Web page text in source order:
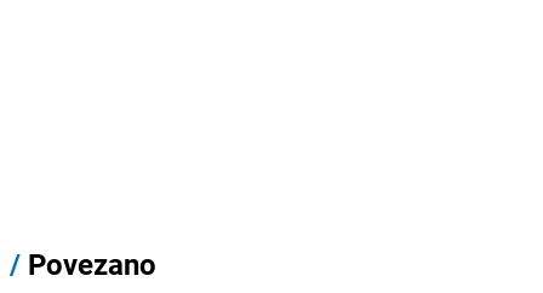
/ Povezano